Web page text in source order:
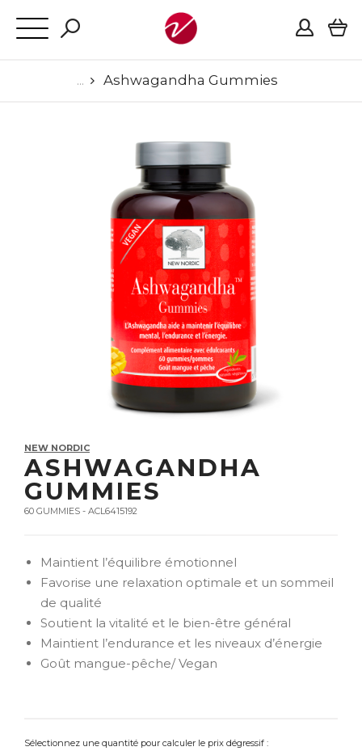
Ashwagandha Gummies
NEW NORDIC
ASHWAGANDHA
GUMMIES
60 GUMMIES - ACL6415192
Maintient l’équilibre émotionnel
Favorise une relaxation optimale et un sommeil
de qualité
Soutient la vitalité et le bien-être général
Maintient l’endurance et les niveaux d’énergie
Goût mangue-pêche/ Vegan
Sélectionnez une quantité pour calculer le prix dégressif :